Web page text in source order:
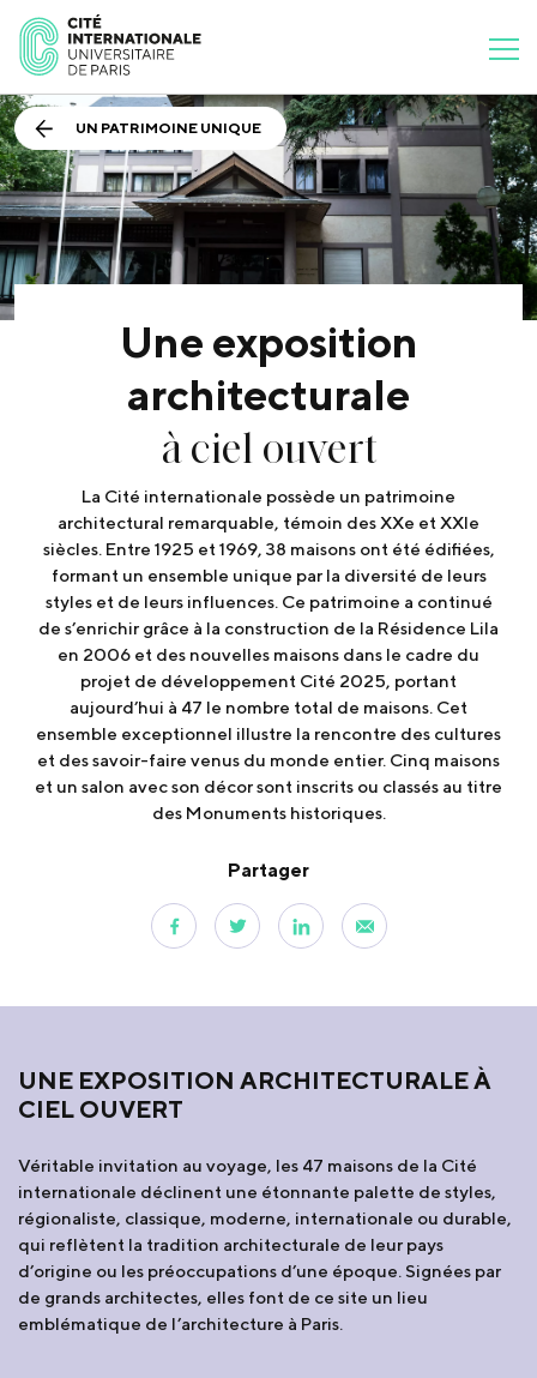
UN PATRIMOINE UNIQUE
Une exposition
architecturale
à ciel ouvert
La Cité internationale possède un patrimoine
architectural remarquable, témoin des XXe et XXIe
siècles. Entre 1925 et 1969, 38 maisons ont été édifiées,
formant un ensemble unique par la diversité de leurs
styles et de leurs influences. Ce patrimoine a continué
de s’enrichir grâce à la construction de la Résidence Lila
en 2006 et des nouvelles maisons dans le cadre du
projet de développement Cité 2025, portant
aujourd’hui à 47 le nombre total de maisons. Cet
ensemble exceptionnel illustre la rencontre des cultures
et des savoir-faire venus du monde entier. Cinq maisons
et un salon avec son décor sont inscrits ou classés au titre
des Monuments historiques.
Partager
UNE EXPOSITION ARCHITECTURALE À
CIEL OUVERT
Véritable invitation au voyage, les 47 maisons de la Cité
internationale déclinent une étonnante palette de styles,
régionaliste, classique, moderne, internationale ou durable,
qui reflètent la tradition architecturale de leur pays
d’origine ou les préoccupations d’une époque. Signées par
de grands architectes, elles font de ce site un lieu
emblématique de l’architecture à Paris.